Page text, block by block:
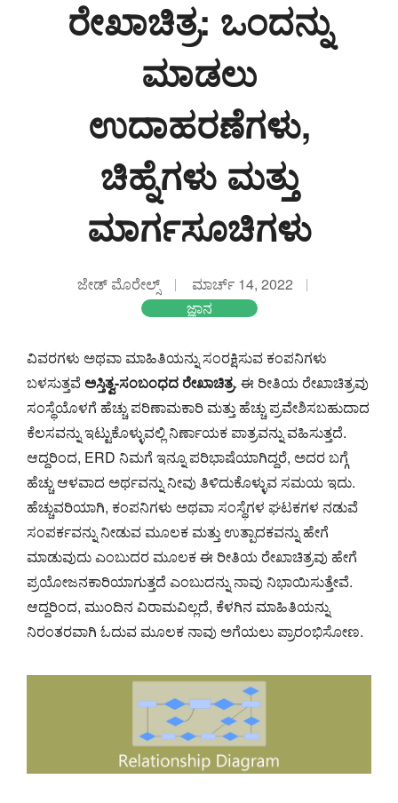
ರೇಖಾಚಿತ್ರ: ಒಂದನ್ನು
ಮಾಡಲು
ಉದಾಹರಣೆಗಳು,
ಚಿಹ್ನೆಗಳು ಮತ್ತು
ಮಾರ್ಗಸೂಚಿಗಳು
ಜೇಡ್ ಮೊರೇಲ್ಸ್
ಮಾರ್ಚ್ 14, 2022
ಜ್ಞಾನ
ವಿವರಗಳು ಅಥವಾ ಮಾಹಿತಿಯನ್ನು ಸಂರಕ್ಷಿಸುವ ಕಂಪನಿಗಳು
ಬಳಸುತ್ತವೆಅಸ್ತಿತ್ವ-ಸಂಬಂಧದ ರೇಖಾಚಿತ್ರ. ಈ ರೀತಿಯ ರೇಖಾಚಿತ್ರವು
ಸಂಸ್ಥೆಯೊಳಗೆ ಹೆಚ್ಚು ಪರಿಣಾಮಕಾರಿ ಮತ್ತು ಹೆಚ್ಚು ಪ್ರವೇಶಿಸಬಹುದಾದ
ಕೆಲಸವನ್ನು ಇಟ್ಟುಕೊಳ್ಳುವಲ್ಲಿ ನಿರ್ಣಾಯಕ ಪಾತ್ರವನ್ನು ವಹಿಸುತ್ತದೆ.
ಆದ್ದರಿಂದ, ERD ನಿಮಗೆ ಇನ್ನೂ ಪರಿಭಾಷೆಯಾಗಿದ್ದರೆ, ಅದರ ಬಗ್ಗೆ
ಹೆಚ್ಚು ಆಳವಾದ ಅರ್ಥವನ್ನು ನೀವು ತಿಳಿದುಕೊಳ್ಳುವ ಸಮಯ ಇದು.
ಹೆಚ್ಚುವರಿಯಾಗಿ, ಕಂಪನಿಗಳು ಅಥವಾ ಸಂಸ್ಥೆಗಳ ಘಟಕಗಳ ನಡುವೆ
ಸಂಪರ್ಕವನ್ನು ನೀಡುವ ಮೂಲಕ ಮತ್ತು ಉತ್ಪಾದಕವನ್ನು ಹೇಗೆ
ಮಾಡುವುದು ಎಂಬುದರ ಮೂಲಕ ಈ ರೀತಿಯ ರೇಖಾಚಿತ್ರವು ಹೇಗೆ
ಪ್ರಯೋಜನಕಾರಿಯಾಗುತ್ತದೆ ಎಂಬುದನ್ನು ನಾವು ನಿಭಾಯಿಸುತ್ತೇವೆ.
ಆದ್ದರಿಂದ, ಮುಂದಿನ ವಿರಾಮವಿಲ್ಲದೆ, ಕೆಳಗಿನ ಮಾಹಿತಿಯನ್ನು
ನಿರಂತರವಾಗಿ ಓದುವ ಮೂಲಕ ನಾವು ಅಗೆಯಲು ಪ್ರಾರಂಭಿಸೋಣ.